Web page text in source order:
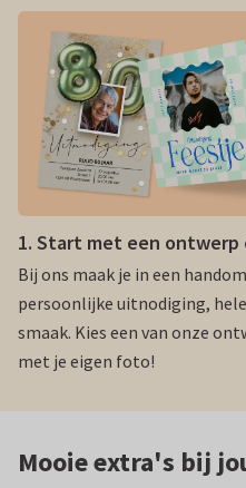
1. Start met een
Bij ons maak je in een
persoonlijke uitnodiging,
smaak. Kies een van onze
met je eigen foto!
Mooie extra's bij